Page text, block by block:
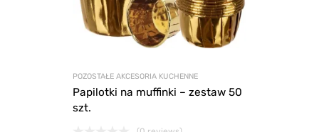
POZOSTAŁE AKCESORIA KUCHENNE
Papilotki na muffinki – zestaw 50
szt.